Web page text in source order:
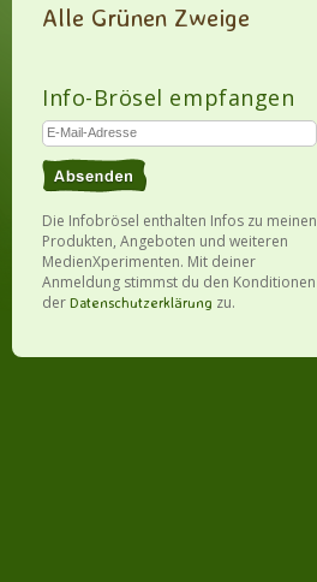
Alle Grünen Zweige
Info-Brösel empfangen
Die Infobrösel enthalten Infos zu meinen
Produkten, Angeboten und weiteren
MedienXperimenten. Mit deiner
Anmeldung stimmst du den Konditionen
der Datenschutzerklärung zu.